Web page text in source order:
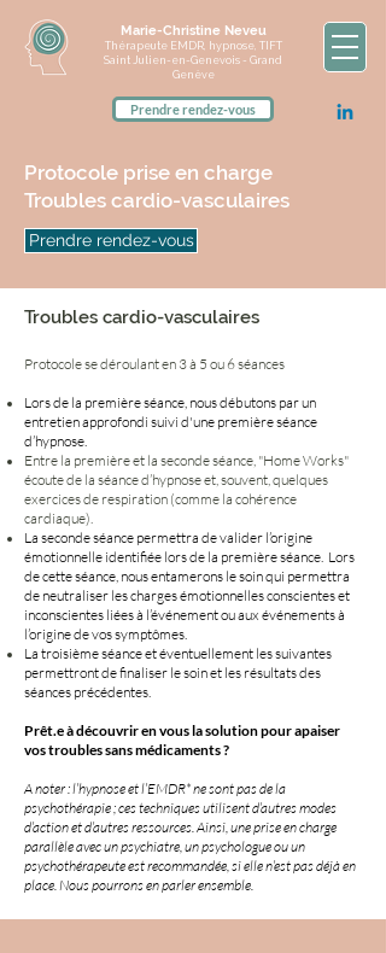
Marie-Christine Neveu
Thérapeute EMDR, hypnose, TIFT
Saint Julien-en-Genevois - Grand
Genève
Prendre rendez-vous
Protocole prise en charge
Troubles cardio-vasculaires
Prendre rendez-vous
Troubles cardio-vasculaires
Protocole se déroulant en 3 à 5 ou 6 séances
Lors de la première séance, nous débutons par un
entretien approfondi suivi d'une première séance
d’hypnose.
Entre la première et la seconde séance, "Home Works"
écoute de la séance d’hypnose et, souvent, quelques
exercices de respiration (comme la cohérence
cardiaque).
La seconde séance permettra de valider l’origine
émotionnelle identifiée lors de la première séance. Lors
de cette séance, nous entamerons le soin qui permettra
de neutraliser les charges émotionnelles conscientes et
inconscientes liées à l’événement ou aux événements à
l’origine de vos symptômes.
La troisième séance et éventuellement les suivantes
permettront de finaliser le soin et les résultats des
séances précédentes.
Prêt.e à découvrir en vous la solution pour apaiser
vos troubles sans médicaments ?
A noter : l’hypnose et l’EMDR* ne sont pas de la
psychothérapie ; ces techniques utilisent d’autres modes
d’action et d’autres ressources. Ainsi, une prise en charge
parallèle avec un psychiatre, un psychologue ou un
psychothérapeute est recommandée, si elle n’est pas déjà en
place. Nous pourrons en parler ensemble.